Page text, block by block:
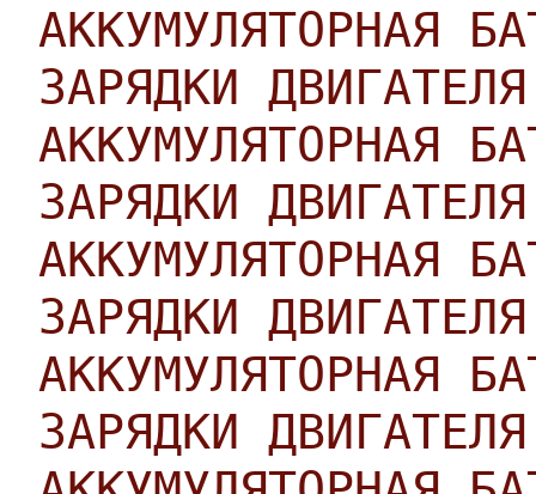
АККУМУЛЯТОРНАЯ
ЗАРЯДКИ
АККУМУЛЯТОРНАЯ
ЗАРЯДКИ
АККУМУЛЯТОРНАЯ
ЗАРЯДКИ
АККУМУЛЯТОРНАЯ
ЗАРЯДКИ